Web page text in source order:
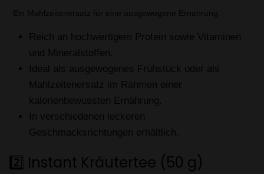
Ein Mahlzeitenersatz für eine ausgewogene Ernährung.
Reich an hochwertigem Protein sowie Vitaminen
und Mineralstoffen.
Ideal als ausgewogenes Frühstück oder als
Mahlzeitenersatz im Rahmen einer
kalorienbewussten Ernährung.
In verschiedenen leckeren
Geschmacksrichtungen erhältlich.
2️⃣ Instant Kräutertee (50 g)